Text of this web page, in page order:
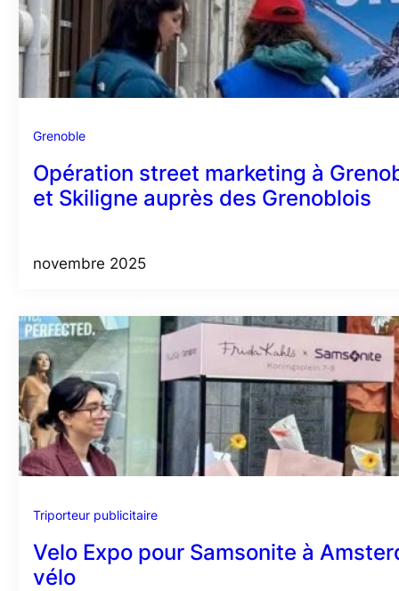
Grenoble
Opération street marketing à
et Skiligne auprès des Grenoblois
novembre 2025
Triporteur publicitaire
Velo Expo pour Samsonite à
vélo